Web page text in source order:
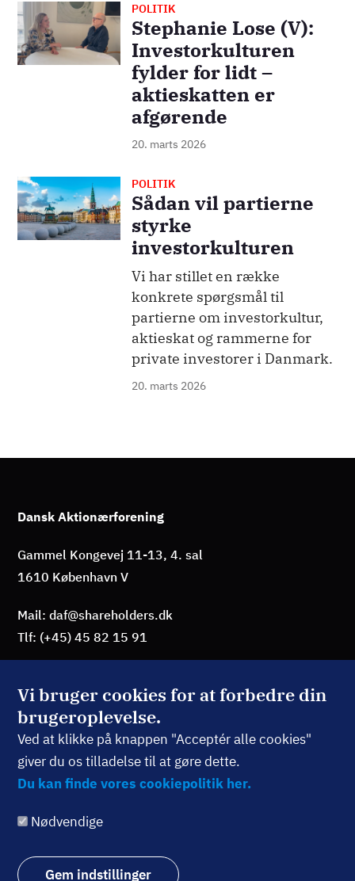
Vi bruger cookies for at forbedre din
brugeroplevelse.
Ved at klikke på knappen "Acceptér alle cookies"
giver du os tilladelse til at gøre dette.
Du kan finde vores cookiepolitik her.
Nødvendige
Gem indstillinger
Billede POLITIK
Stephanie Lose (V):
Investorkulturen
fylder for lidt –
aktieskatten er
afgørende
20. marts 2026
Billede POLITIK
Sådan vil partierne
styrke
investorkulturen
Vi har stillet en række
konkrete spørgsmål til
partierne om investorkultur,
aktieskat og rammerne for
private investorer i Danmark.
20. marts 2026
Dansk Aktionærforening
Gammel Kongevej 11-13, 4. sal
1610 København V
Mail: daf@shareholders.dk
Tlf: (+45) 45 82 15 91
BLIV MEDLEM
TILMELD NYHEDSBREV